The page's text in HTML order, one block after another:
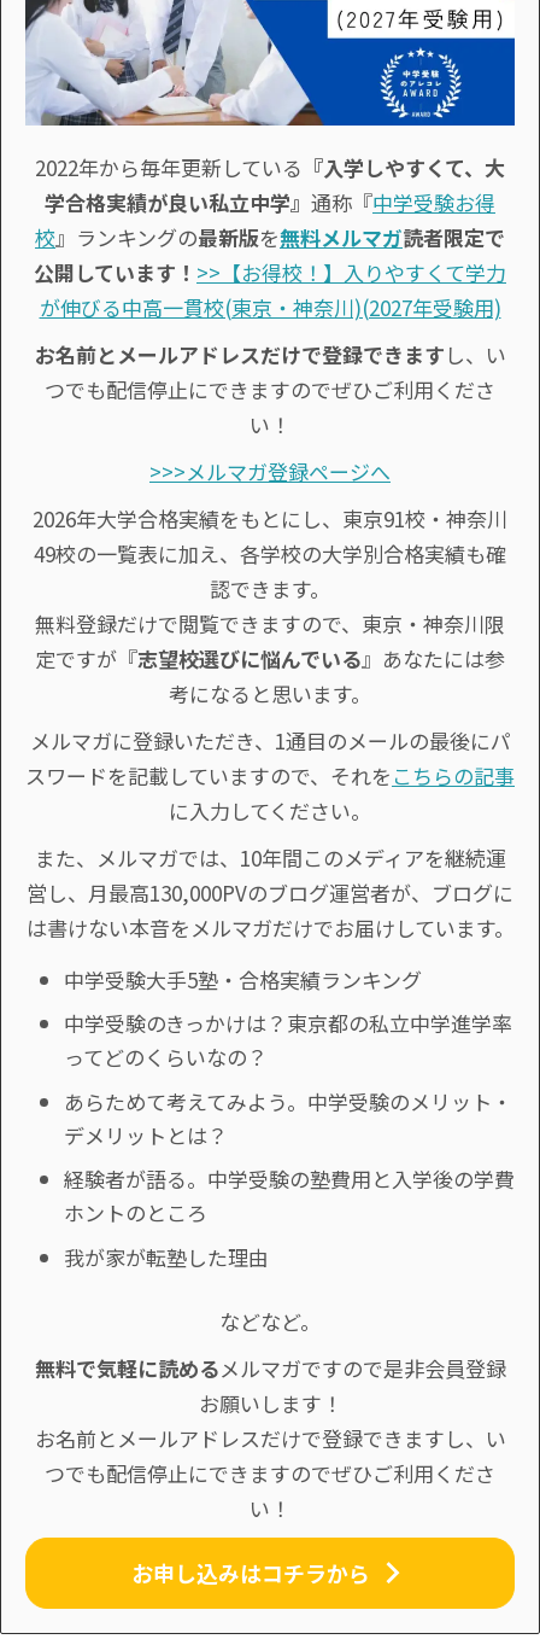
2022年から毎年更新している 『入学しやすくて、大
学合格実績が良い私立中学』 通称『中学受験お得
校』ランキングの最新版を無料メルマガ読者限定で
公開しています！ >>【お得校！】入りやすくて学力
が伸びる中高一貫校(東京・神奈川)(2027年受験用)
お名前とメールアドレスだけで登録できます し、い
つでも配信停止にできますのでぜひご利用くださ
い！
>>>メルマガ登録ページへ
2026年大学合格実績をもとにし、東京91校・神奈川
49校の一覧表に加え、各学校の大学別合格実績も確
認できます。
無料登録だけで閲覧できますので、東京・神奈川限
定ですが『志望校選びに悩んでいる』あなたには参
考になると思います。
メルマガに登録いただき、1通目のメールの最後にパ
スワードを記載していますので、それを こちらの記事
に入力してください。
また、メルマガでは、10年間このメディアを継続運
営し、月最高130,000PVのブログ運営者が、ブログに
は書けない本音をメルマガだけでお届けしています。
中学受験大手5塾・合格実績ランキング
中学受験のきっかけは？東京都の私立中学進学率
ってどのくらいなの？
あらためて考えてみよう。中学受験のメリット・
デメリットとは？
経験者が語る。中学受験の塾費用と入学後の学費
ホントのところ
我が家が転塾した理由
などなど。
無料で気軽に読めるメルマガですので是非会員登録
お願いします！
お名前とメールアドレスだけで登録できますし、い
つでも配信停止にできますのでぜひご利用くださ
い！
お申し込みはコチラから